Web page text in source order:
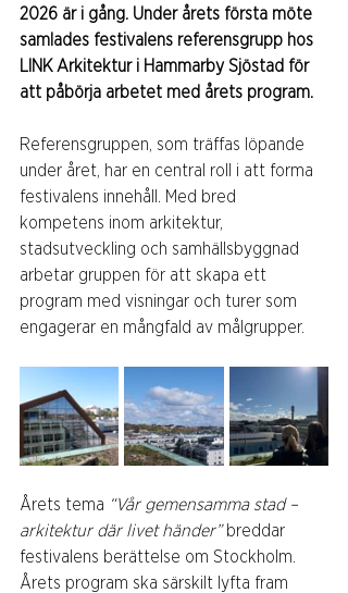
2026 är i gång. Under årets första möte
samlades festivalens referensgrupp hos
LINK Arkitektur i Hammarby Sjöstad för
att påbörja arbetet med årets program.
Referensgruppen, som träffas löpande
under året, har en central roll i att forma
festivalens innehåll. Med bred
kompetens inom arkitektur,
stadsutveckling och samhällsbyggnad
arbetar gruppen för att skapa ett
program med visningar och turer som
engagerar en mångfald av målgrupper.
Årets tema “Vår gemensamma stad –
arkitektur där livet händer” breddar
festivalens berättelse om Stockholm.
Årets program ska särskilt lyfta fram